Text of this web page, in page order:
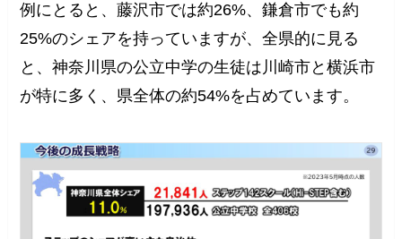
例にとると、藤沢市では約26%、鎌倉市でも約
25%のシェアを持っていますが、全県的に見る
と、神奈川県の公立中学の生徒は川崎市と横浜市
が特に多く、県全体の約54%を占めています。